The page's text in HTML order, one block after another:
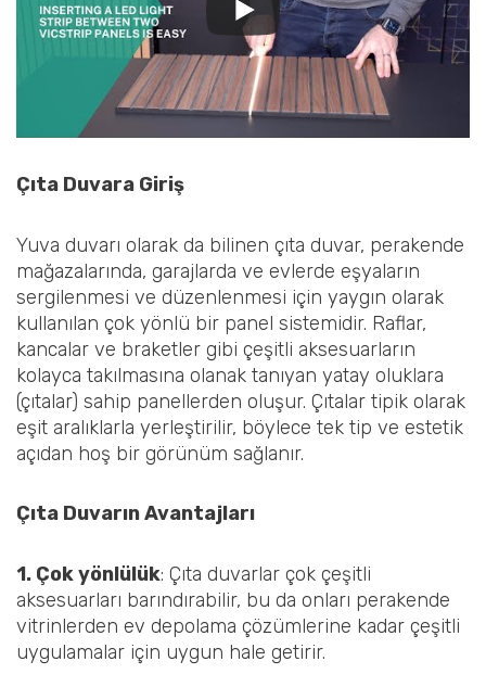
Çıta Duvara Giriş
Yuva duvarı olarak da bilinen çıta duvar, perakende
mağazalarında, garajlarda ve evlerde eşyaların
sergilenmesi ve düzenlenmesi için yaygın olarak
kullanılan çok yönlü bir panel sistemidir. Raflar,
kancalar ve braketler gibi çeşitli aksesuarların
kolayca takılmasına olanak tanıyan yatay oluklara
(çıtalar) sahip panellerden oluşur. Çıtalar tipik olarak
eşit aralıklarla yerleştirilir, böylece tek tip ve estetik
açıdan hoş bir görünüm sağlanır.
Çıta Duvarın Avantajları
1. Çok yönlülük: Çıta duvarlar çok çeşitli
aksesuarları barındırabilir, bu da onları perakende
vitrinlerden ev depolama çözümlerine kadar çeşitli
uygulamalar için uygun hale getirir.